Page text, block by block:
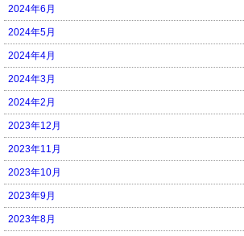
2024年6月
2024年5月
2024年4月
2024年3月
2024年2月
2023年12月
2023年11月
2023年10月
2023年9月
2023年8月